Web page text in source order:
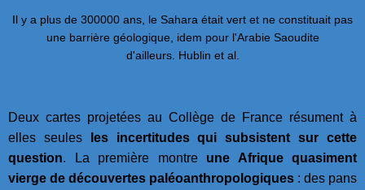
Il y a plus de 300000 ans, le Sahara était vert et ne constituait pas
une barrière géologique, idem pour l'Arabie Saoudite
d'ailleurs. Hublin et al.
Deux cartes projetées au Collège de France résument à
elles seules
les incertitudes qui subsistent sur cette
question. La première montre une Afrique quasiment
vierge de découvertes paléoanthropologiques : des pans